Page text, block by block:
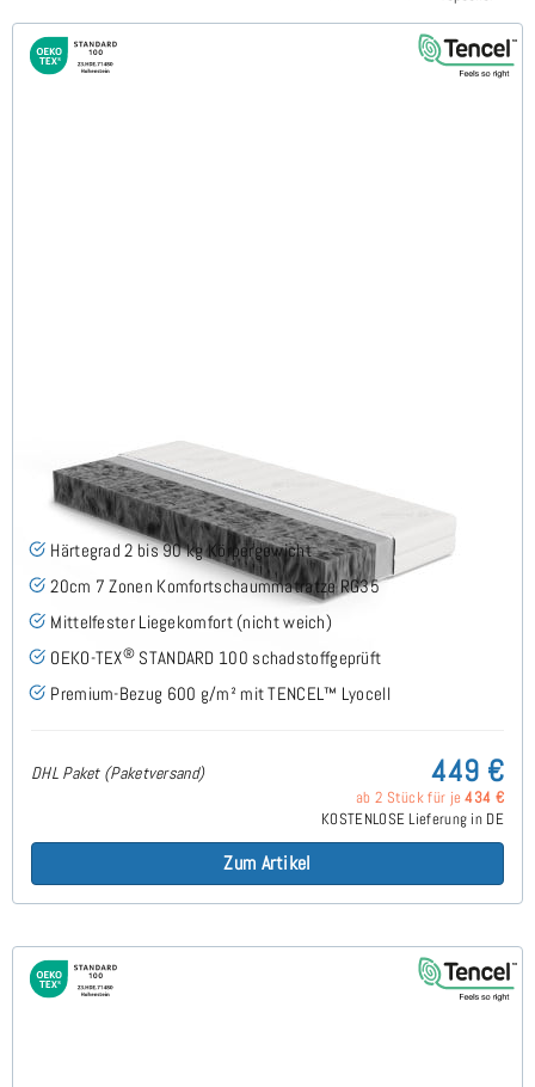
Firmy H2 (TENCEL™ Lyocell) Komfortschaummatratze
130x200 cm - Sonderanfertigung
Härtegrad 2 bis 90 kg Körpergewicht
20cm 7 Zonen Komfortschaummatratze RG35
Mittelfester Liegekomfort (nicht weich)
OEKO-TEX® STANDARD 100 schadstoffgeprüft
Premium-Bezug 600 g/m² mit TENCEL™ Lyocell
DHL Paket (Paketversand) 449 €
ab 2 Stück für je434 €
KOSTENLOSE Lieferung in DE
Zum Artikel